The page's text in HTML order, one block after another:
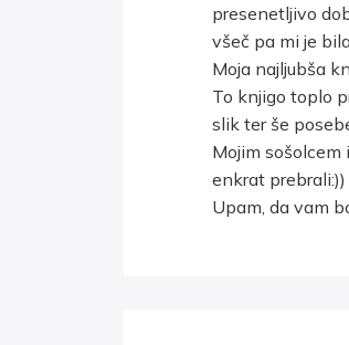
presenetljivo
všeč pa mi je
Moja najljubša
To knjigo toplo
slik ter še
Mojim
enkrat prebrali:))
Upam, da vam